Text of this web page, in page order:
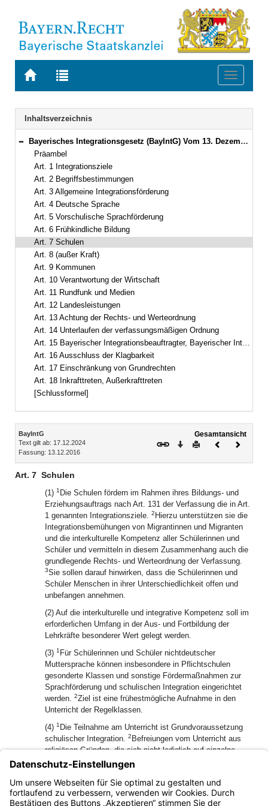
Zur
BAYERN.RECHT
Zur
letzten
Suche
Toggle
Navigation
Inhaltsverzeichnis
Bereich reduzieren
Bayerisches Integrationsgesetz (BayIntG) Vom 13. Dezember 2016 (GVBl. S. 335) BayRS 26-6-I (Art. 1–18)
Präambel
Art. 1 Integrationsziele
Art. 2 Begriffsbestimmungen
Art. 3 Allgemeine Integrationsförderung
Art. 4 Deutsche Sprache
Art. 5 Vorschulische Sprachförderung
Art. 6 Frühkindliche Bildung
Art. 7 Schulen
Art. 8 (außer Kraft)
Art. 9 Kommunen
Art. 10 Verantwortung der Wirtschaft
Art. 11 Rundfunk und Medien
Art. 12 Landesleistungen
Art. 13 Achtung der Rechts- und Werteordnung
Art. 14 Unterlaufen der verfassungsmäßigen Ordnung
Art. 15 Bayerischer Integrationsbeauftragter, Bayerischer Integrationsrat
Art. 16 Ausschluss der Klagbarkeit
Art. 17 Einschränkung von Grundrechten
Art. 18 Inkrafttreten, Außerkrafttreten
[Schlussformel]
Inhalt
BayIntG
Text gilt ab: 17.12.2024
Fassung: 13.12.2016
Gesamtansicht
Download
DruckenVorheriges
Art. 7 Schulen
(1) 1 Die Schulen fördern im Rahmen ihres Bildungs- und
Erziehungsauftrags nach Art. 131 der Verfassung die in Art.
1 genannten Integrationsziele. 2 Hierzu unterstützen sie die
Integrationsbemühungen von Migrantinnen und Migranten
und die interkulturelle Kompetenz aller Schülerinnen und
Schüler und vermitteln in diesem Zusammenhang auch die
grundlegende Rechts- und Werteordnung der Verfassung.
3Sie sollen darauf hinwirken, dass die Schülerinnen und
Schüler Menschen in ihrer Unterschiedlichkeit offen und
unbefangen annehmen.
(2) Auf die interkulturelle und integrative Kompetenz soll im
erforderlichen Umfang in der Aus- und Fortbildung der
Lehrkräfte besonderer Wert gelegt werden.
(3) 1 Für Schülerinnen und Schüler nichtdeutscher
Muttersprache können insbesondere in Pflichtschulen
gesonderte Klassen und sonstige Fördermaßnahmen zur
Sprachförderung und schulischen Integration eingerichtet
werden. 2Ziel ist eine frühestmögliche Aufnahme in den
Unterricht der Regelklassen.
(4) 1 Die Teilnahme am Unterricht ist Grundvoraussetzung
schulischer Integration. 2 Befreiungen vom Unterricht aus
religiösen Gründen, die sich nicht lediglich auf einzelne
Tage beschränken, sind auf die verfassungsrechtlich
zwingenden Fälle zu beschränken.
organisatorische oder prozedurale Maßnahmen
auszuschöpfen.